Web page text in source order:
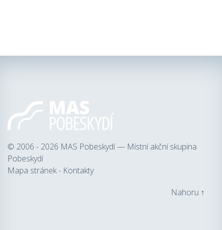
© 2006 - 2026 MAS Pobeskydí — Místní akční skupina
Pobeskydí
Mapa stránek- Kontakty
Nahoru ↑